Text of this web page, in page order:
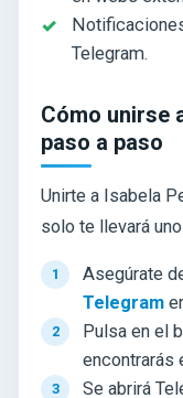
Telegram.
Cómo unirse
paso a paso
Unirte a Isabela
solo te llevará
Asegúrate
Telegram
Pulsa en el
encontrarás
Se abrirá